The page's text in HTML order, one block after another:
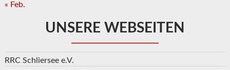
« Feb.
UNSERE WEBSEITEN
RRC Schliersee e.V.